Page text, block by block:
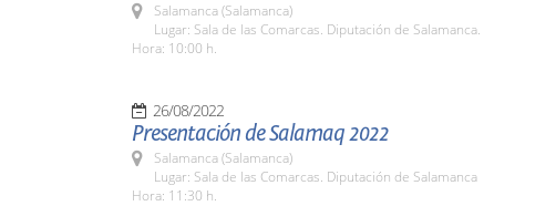
Salamanca (Salamanca)
Lugar: Sala de las Comarcas. Diputación de Salamanca.
Hora: 10:00 h.
26/08/2022
Presentación de Salamaq 2022
Salamanca (Salamanca)
Lugar: Sala de las Comarcas. Diputación de Salamanca
Hora: 11:30 h.